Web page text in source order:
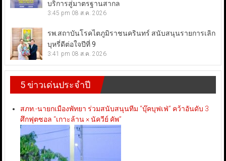
บริการสู่มาตรฐานสากล
3:45 pm 08 ส.ค. 2026
รพ.สถาบันโรคไตภูมิราชนครินทร์ สนับสนุนรายการเลิก
บุหรี่ดีต่อใจปีที่ 9
3:41 pm 08 ส.ค. 2026
5 ข่าวเด่นประจำปี
สภท.-นายกเมืองพัทยา ร่วมสนับสนุนทีม “บุ๊คบุฟเฟ่” คว้าอันดับ 3
ศึกฟุตซอล “เกาะล้าน × นัควีย์ คัพ”